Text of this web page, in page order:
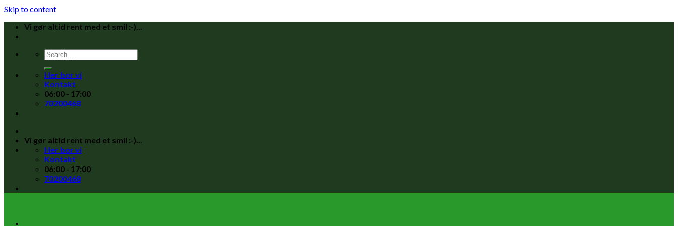
Skip to content
Vi gør altid rent med et smil :-)...
Her bor vi
Kontakt
06:00 - 17:00
70200468
Vi gør altid rent med et smil :-)...
Her bor vi
Kontakt
06:00 - 17:00
70200468